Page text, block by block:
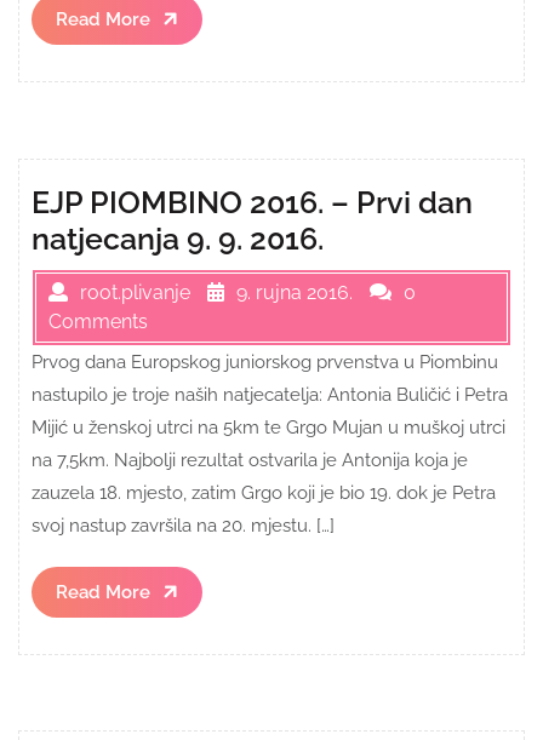
Read More
Read
More
EJP PIOMBINO 2016. – Prvi dan
natjecanja 9. 9. 2016.
root.plivanje 9. rujna 2016.
0
Comments
Prvog dana Europskog juniorskog prvenstva u Piombinu
nastupilo je troje naših natjecatelja: Antonia Buličić i Petra
Mijić u ženskoj utrci na 5km te Grgo Mujan u muškoj utrci
na 7,5km. Najbolji rezultat ostvarila je Antonija koja je
zauzela 18. mjesto, zatim Grgo koji je bio 19. dok je Petra
svoj nastup završila na 20. mjestu. […]
Read More
Read
More